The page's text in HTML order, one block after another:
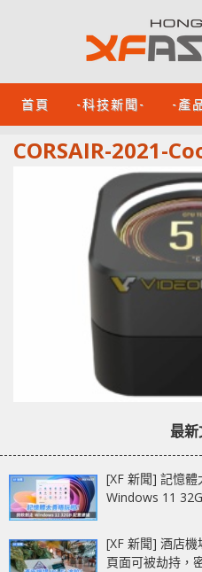
首頁 -科技新聞- -產
CORSAIR-2021-
最
[XF 新聞] 記憶
Windows 11
[XF 新聞] 酒店
頁面可被劫持，